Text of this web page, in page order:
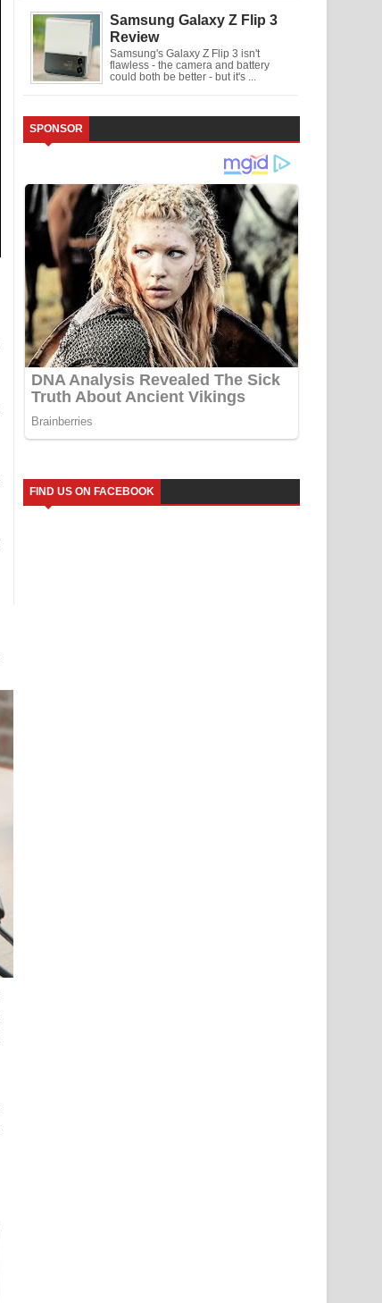
Samsung Galaxy Z Flip 3
Review
Samsung's Galaxy Z Flip 3 isn't
flawless - the camera and battery
could both be better - but it's ...
SPONSOR
FIND US ON FACEBOOK